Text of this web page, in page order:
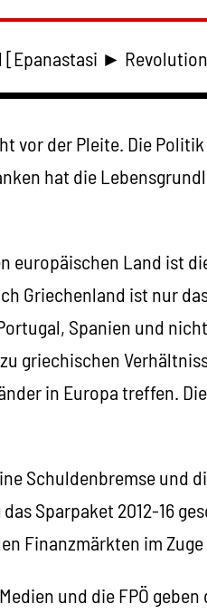
►
vor der Pleite. Die Politik
hat die
europäischen Land ist
Griechenland ist nur
Spanien und
griechischen
in Europa treffen.
Schuldenbremse und
Sparpaket 2012-16
Finanzmärkten im Zuge
und die FPÖ